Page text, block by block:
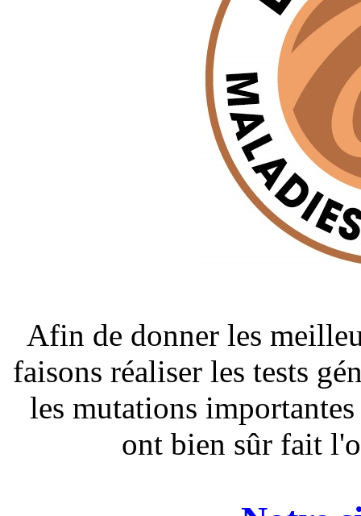
Afin de donner les
faisons réaliser les tests
les mutations
ont bien sûr fait